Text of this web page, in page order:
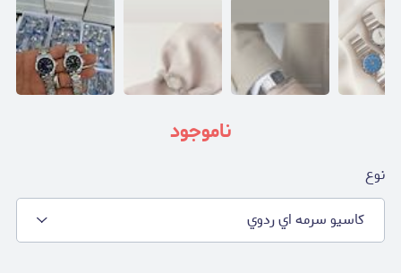
ناموجود
نوع
كاسيو سرمه اي ردوي